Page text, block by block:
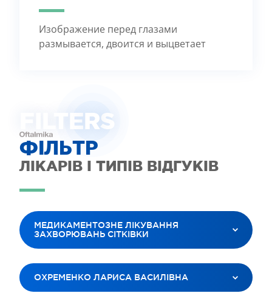
Изображение перед глазами
размывается, двоится и выцветает
FILTERS
ФІЛЬТР
ЛІКАРІВ І ТИПІВ ВІДГУКІВ
МЕДИКАМЕНТОЗНЕ ЛІКУВАННЯ
ЗАХВОРЮВАНЬ СІТКІВКИ
ВСІ ПОСЛУГИ
ЛАЗЕРНА КОРЕКЦІЯ ЗОРУ
ОХРЕМЕНКО ЛАРИСА ВАСИЛІВНА